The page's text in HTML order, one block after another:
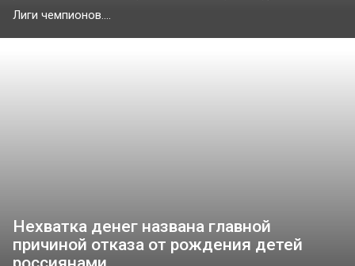
Лиги чемпионов....
Нехватка денег названа главной
причиной отказа от рождения детей